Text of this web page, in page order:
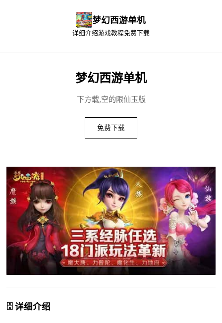
梦幻西游单机
详细介绍游戏教程免费下载
梦幻西游单机
下方载,空的限仙玉版
免费下载
🗄️ 详细介绍